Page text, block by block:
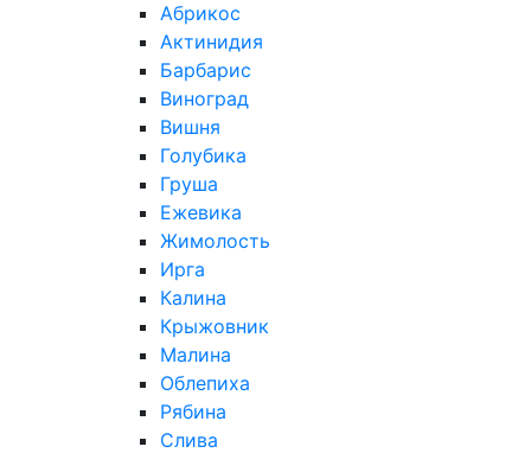
Абрикос
Актинидия
Барбарис
Виноград
Вишня
Голубика
Груша
Ежевика
Жимолость
Ирга
Калина
Крыжовник
Малина
Облепиха
Рябина
Слива